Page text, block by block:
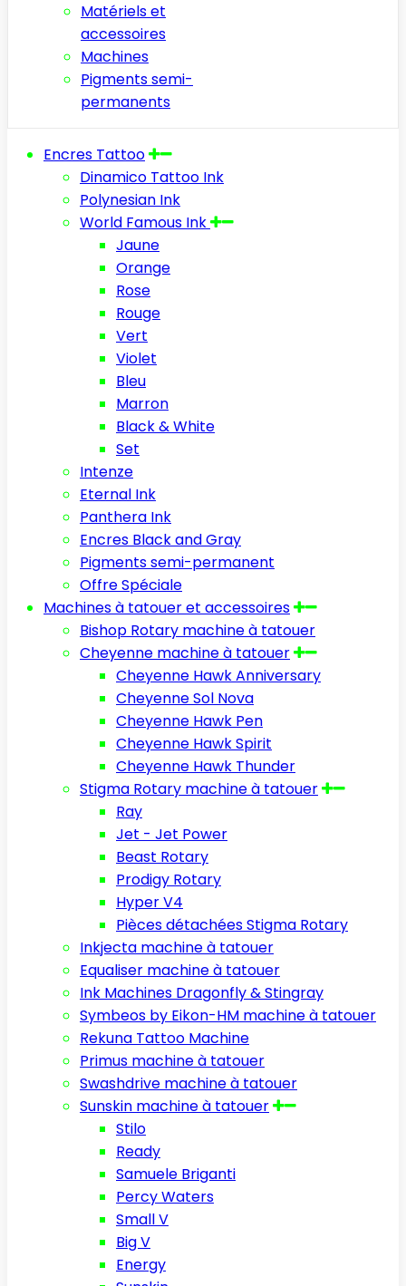
Matériels et
accessoires
Machines
Pigments semi-
permanents
Encres Tattoo
Dinamico Tattoo Ink
Polynesian Ink
World Famous Ink
Jaune
Orange
Rose
Rouge
Vert
Violet
Bleu
Marron
Black & White
Set
Intenze
Eternal Ink
Panthera Ink
Encres Black and Gray
Pigments semi-permanent
Offre Spéciale
Machines à tatouer et accessoires
Bishop Rotary machine à tatouer
Cheyenne machine à tatouer
Cheyenne Hawk Anniversary
Cheyenne Sol Nova
Cheyenne Hawk Pen
Cheyenne Hawk Spirit
Cheyenne Hawk Thunder
Stigma Rotary machine à tatouer
Ray
Jet - Jet Power
Beast Rotary
Prodigy Rotary
Hyper V4
Pièces détachées Stigma Rotary
Inkjecta machine à tatouer
Equaliser machine à tatouer
Ink Machines Dragonfly & Stingray
Symbeos by Eikon-HM machine à tatouer
Rekuna Tattoo Machine
Primus machine à tatouer
Swashdrive machine à tatouer
Sunskin machine à tatouer
Stilo
Ready
Samuele Briganti
Percy Waters
Small V
Big V
Energy